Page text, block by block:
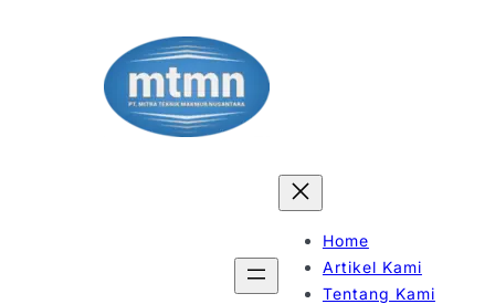
Home
Artikel Kami
Tentang Kami